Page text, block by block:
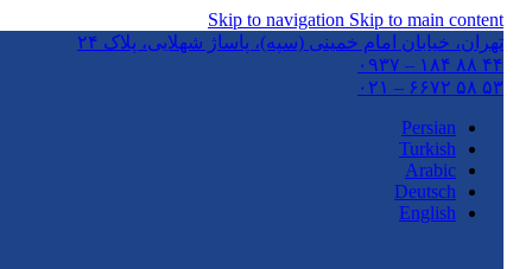
Skip to navigation Skip to main content
تهران،‌ خیابان امام خمینی (سپه)، پاساژ شهلایی، پلاک ۲۴
۴۴ ۸۸ ۱۸۴ – ۰۹۳۷
۵۳ ۵۸ ۶۶۷۲ – ۰۲۱
Persian
Turkish
Arabic
Deutsch
English